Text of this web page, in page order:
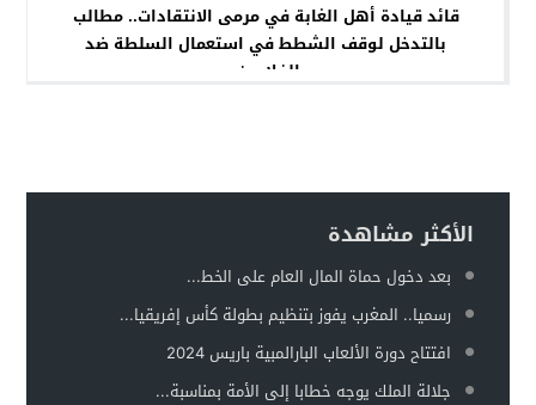
قائد قيادة أهل الغابة في مرمى الانتقادات.. مطالب
بالتدخل لوقف الشطط في استعمال السلطة ضد
الفلاحين.
الأكثر مشاهدة
بعد دخول حماة المال العام على الخط...
رسميا.. المغرب يفوز بتنظيم بطولة كأس إفريقيا...
افتتاح دورة الألعاب البارالمبية باريس 2024
جلالة الملك يوجه خطابا إلى الأمة بمناسبة...